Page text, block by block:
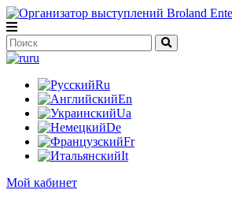
ru
Ru
En
Ua
De
Fr
It
Мой кабинет